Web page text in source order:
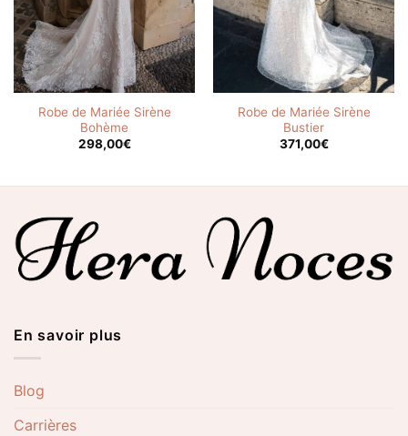
Robe de Mariée Sirène
Bohème
298,00€
Robe de Mariée Sirène
Bustier
371,00€
En savoir plus
Blog
Carrières